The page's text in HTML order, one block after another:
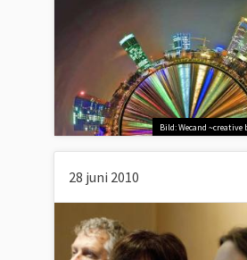
Bild: Wecand ~creative
28 juni 2010